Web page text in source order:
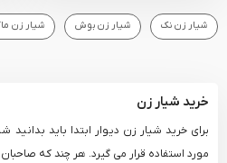
شیار زن نک شیار زن بوش شیار زن
خرید شیار زن
برای خرید شیار زن دیوار ابتدا باید
مورد استفاده قرار می گیرد. هر چند که